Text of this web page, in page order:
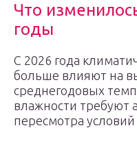
Что
годы
С 2026 года
больше влияют на
среднегодовых
влажности требуют
пересмотра